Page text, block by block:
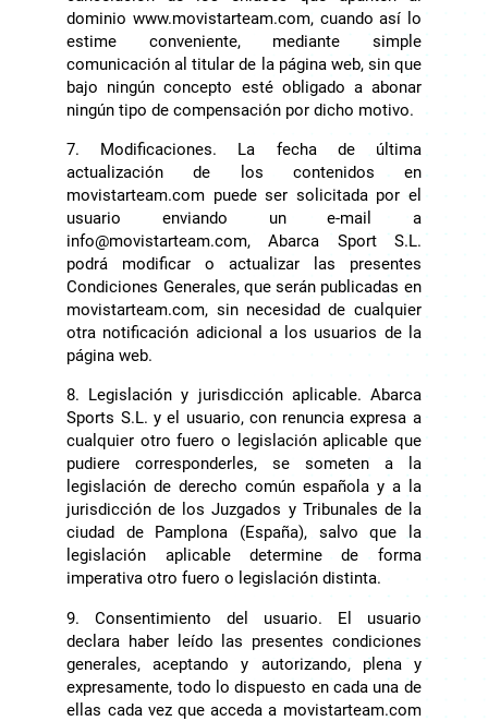
dominio www.movistarteam.com, cuando así lo
estime conveniente, mediante simple
comunicación al titular de la página web, sin que
bajo ningún concepto esté obligado a abonar
ningún tipo de compensación por dicho motivo.
7. Modificaciones. La fecha de última
actualización de los contenidos en
movistarteam.com puede ser solicitada por el
usuario enviando un e-mail a
info@movistarteam.com, Abarca Sport S.L.
podrá modificar o actualizar las presentes
Condiciones Generales, que serán publicadas en
movistarteam.com, sin necesidad de cualquier
otra notificación adicional a los usuarios de la
página web.
8. Legislación y jurisdicción aplicable. Abarca
Sports S.L. y el usuario, con renuncia expresa a
cualquier otro fuero o legislación aplicable que
pudiere corresponderles, se someten a la
legislación de derecho común española y a la
jurisdicción de los Juzgados y Tribunales de la
ciudad de Pamplona (España), salvo que la
legislación aplicable determine de forma
imperativa otro fuero o legislación distinta.
9. Consentimiento del usuario. El usuario
declara haber leído las presentes condiciones
generales, aceptando y autorizando, plena y
expresamente, todo lo dispuesto en cada una de
ellas cada vez que acceda a movistarteam.com